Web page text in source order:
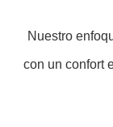
Nuestro
con un confort